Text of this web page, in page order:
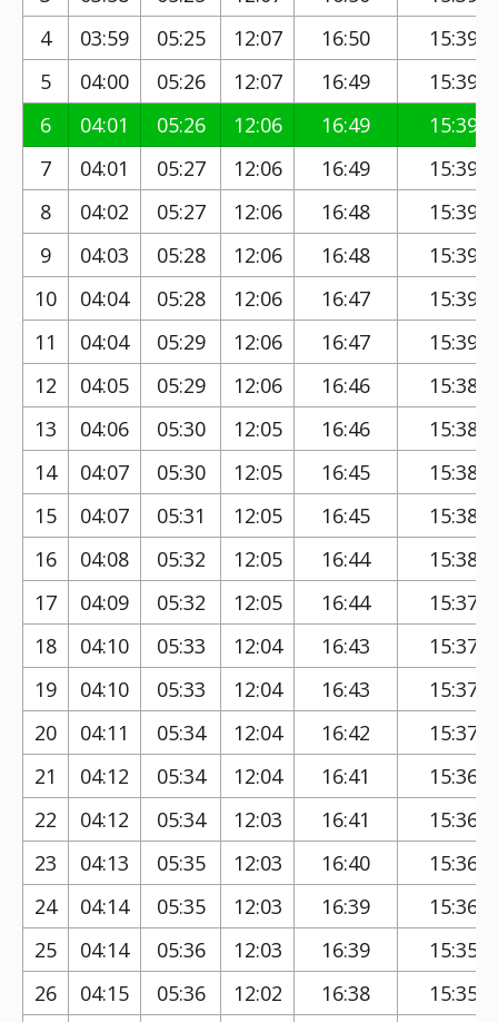
4
03:59 05:25 12:07 16:50
15:39
5
04:00 05:26 12:07 16:49
15:39
6
04:01 05:26 12:06 16:49
15:39
7
04:01 05:27 12:06 16:49
15:39
8
04:02 05:27 12:06 16:48
15:39
9
04:03 05:28 12:06 16:48
15:39
10
04:04 05:28 12:06 16:47
15:39
11
04:04 05:29 12:06 16:47
15:39
12
04:05 05:29 12:06 16:46
15:38
13
04:06 05:30 12:05 16:46
15:38
14
04:07 05:30 12:05 16:45
15:38
15
04:07 05:31 12:05 16:45
15:38
16
04:08 05:32 12:05 16:44
15:38
17
04:09 05:32 12:05 16:44
15:37
18
04:10 05:33 12:04 16:43
15:37
19
04:10 05:33 12:04 16:43
15:37
20
04:11 05:34 12:04 16:42
15:37
21
04:12 05:34 12:04 16:41
15:36
22
04:12 05:34 12:03 16:41
15:36
23
04:13 05:35 12:03 16:40
15:36
24
04:14 05:35 12:03 16:39
15:36
25
04:14 05:36 12:03 16:39
15:35
26
04:15 05:36 12:02 16:38
15:35